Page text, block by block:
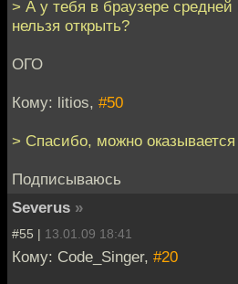
> А у тебя в браузере средней
нельзя открыть?
ОГО
Кому: litios, #50
> Спасибо, можно
Подписываюсь
Severus »
#55 | 13.01.09 18:41
Кому: Code_Singer, #20